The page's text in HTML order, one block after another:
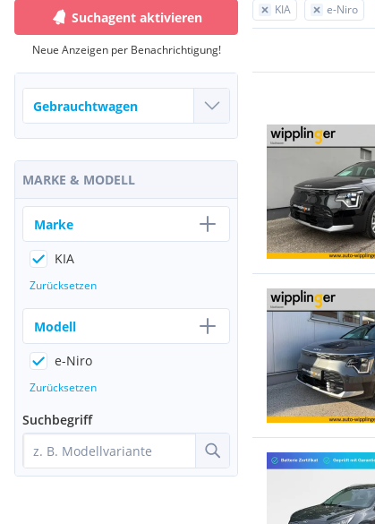
KIA e-Niro
Suchagent aktivieren
Neue Anzeigen per Benachrichtigung!
MARKE & MODELL
Marke
KIA
Zurücksetzen
Modell
e-Niro
Zurücksetzen
Suchbegriff